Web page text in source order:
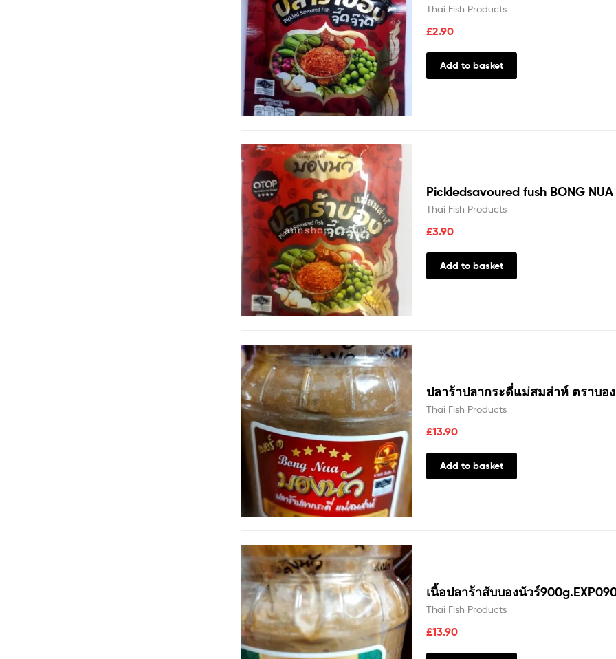
Thai Fish Products
£2.90
Add to basket
Pickledsavoured fush BONG
Thai Fish Products
£3.90
Add to basket
ปลาร้าปลากระดี่แม่สมส่าห์ ตราบอ
Thai Fish Products
£13.90
Add to basket
เนื้อปลาร้าสับบองนัวร์
Thai Fish Products
£13.90